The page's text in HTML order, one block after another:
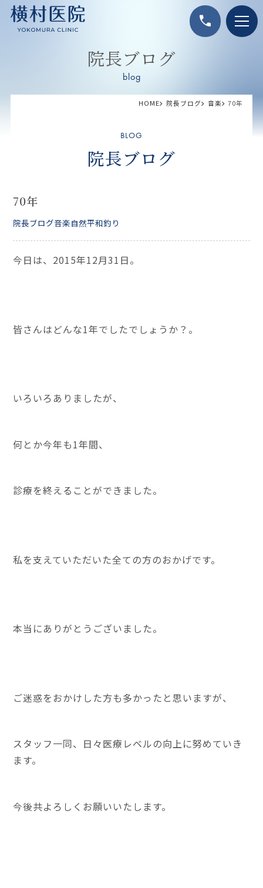
call
院長ブログ
blog
HOME 院長ブログ 音楽 70年
BLOG
院長ブログ
70年
院長ブログ音楽自然平和釣り
今日は、2015年12月31日。
皆さんはどんな1年でしたでしょうか？。
いろいろありましたが、
何とか今年も1年間、
診療を終えることができました。
私を支えていただいた全ての方のおかげです。
本当にありがとうございました。
ご迷惑をおかけした方も多かったと思いますが、
スタッフ一同、日々医療レベルの向上に努めていき
ます。
今後共よろしくお願いいたします。